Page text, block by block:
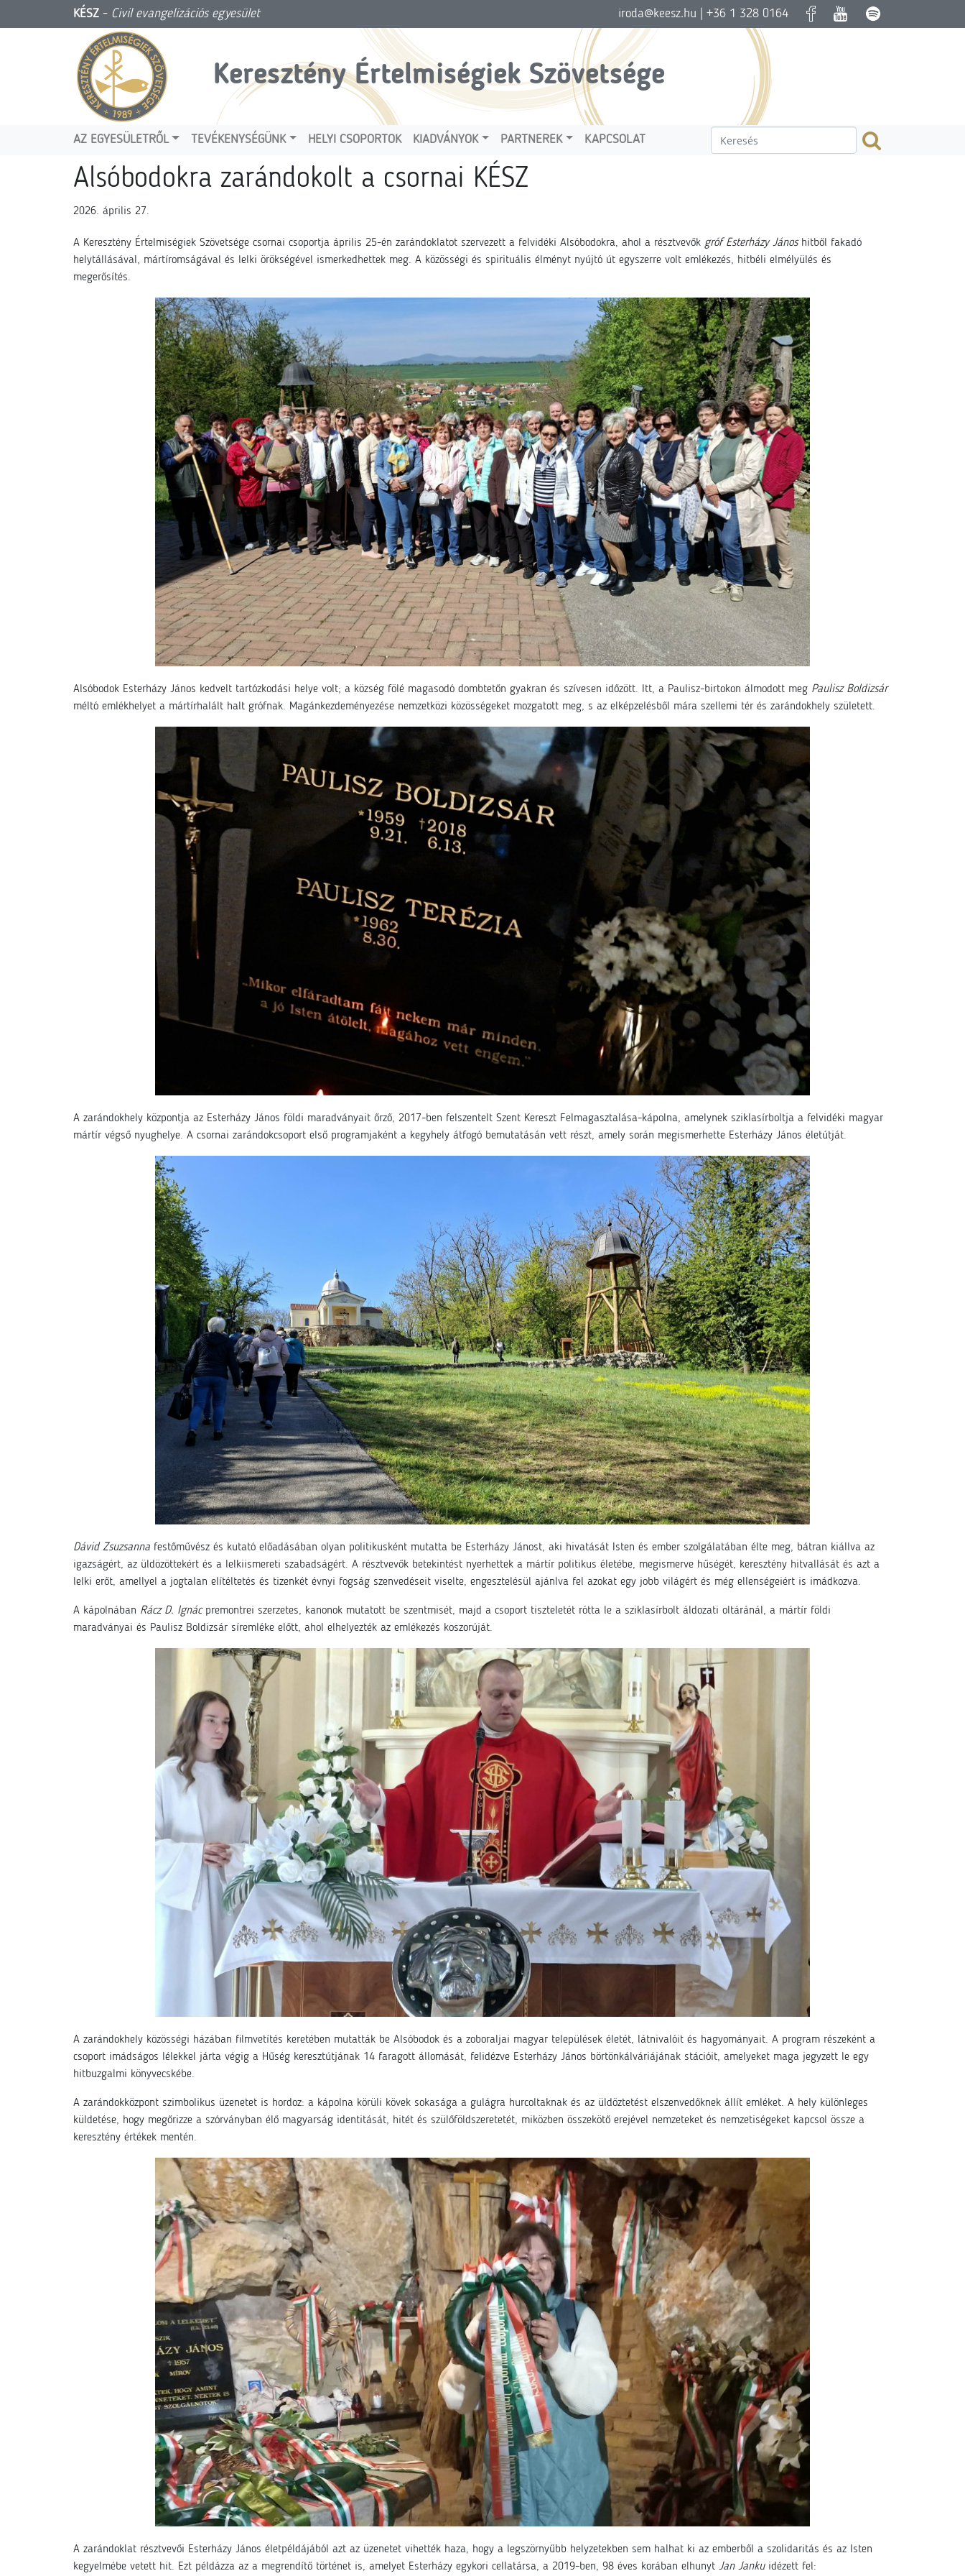
KÉSZ - Civil evangelizációs egyesület iroda@keesz.hu | +36 1 328 0164
Keresztény Értelmiségiek Szövetsége
AZ EGYESÜLETRŐL TEVÉKENYSÉGÜNK HELYI CSOPORTOK KIADVÁNYOK PARTNEREK KAPCSOLAT
Alsóbodokra zarándokolt a csornai KÉSZ
2026. április 27.
A Keresztény Értelmiségiek Szövetsége csornai csoportja április 25-én zarándoklatot szervezett a felvidéki Alsóbodokra, ahol a résztvevők gróf Esterházy Jánoshitből fakadó
helytállásával, mártíromságával és lelki örökségével ismerkedhettek meg. A közösségi és spirituális élményt nyújtó út egyszerre volt emlékezés, hitbéli elmélyülés és
megerősítés.
Alsóbodok Esterházy János kedvelt tartózkodási helye volt; a község fölé magasodó dombtetőn gyakran és szívesen időzött. Itt, a Paulisz-birtokon álmodott meg Paulisz Boldizsár
méltó emlékhelyet a mártírhalált halt grófnak. Magánkezdeményezése nemzetközi közösségeket mozgatott meg, s az elképzelésből mára szellemi tér és zarándokhely született.
A zarándokhely központja az Esterházy János földi maradványait őrző, 2017-ben felszentelt Szent Kereszt Felmagasztalása-kápolna, amelynek sziklasírboltja a felvidéki magyar
mártír végső nyughelye. A csornai zarándokcsoport első programjaként a kegyhely átfogó bemutatásán vett részt, amely során megismerhette Esterházy János életútját.
Dávid Zsuzsanna festőművész és kutató előadásában olyan politikusként mutatta be Esterházy Jánost, aki hivatását Isten és ember szolgálatában élte meg, bátran kiállva az
igazságért, az üldözöttekért és a lelkiismereti szabadságért. A résztvevők betekintést nyerhettek a mártír politikus életébe, megismerve hűségét, keresztény hitvallását és azt a
lelki erőt, amellyel a jogtalan elítéltetés és tizenkét évnyi fogság szenvedéseit viselte, engesztelésül ajánlva fel azokat egy jobb világért és még ellenségeiért is imádkozva.
A kápolnában Rácz D. Ignácpremontrei szerzetes, kanonok mutatott be szentmisét, majd a csoport tiszteletét rótta le a sziklasírbolt áldozati oltáránál, a mártír földi
maradványai és Paulisz Boldizsár síremléke előtt, ahol elhelyezték az emlékezés koszorúját.
A zarándokhely közösségi házában filmvetítés keretében mutatták be Alsóbodok és a zoboraljai magyar települések életét, látnivalóit és hagyományait. A program részeként a
csoport imádságos lélekkel járta végig a Hűség keresztútjának 14 faragott állomását, felidézve Esterházy János börtönkálváriájának stációit, amelyeket maga jegyzett le egy
hitbuzgalmi könyvecskébe.
A zarándokközpont szimbolikus üzenetet is hordoz: a kápolna körüli kövek sokasága a gulágra hurcoltaknak és az üldöztetést elszenvedőknek állít emléket. A hely különleges
küldetése, hogy megőrizze a szórványban élő magyarság identitását, hitét és szülőföldszeretetét, miközben összekötő erejével nemzeteket és nemzetiségeket kapcsol össze a
keresztény értékek mentén.
A zarándoklat résztvevői Esterházy János életpéldájából azt az üzenetet vihették haza, hogy a legszörnyűbb helyzetekben sem halhat ki az emberből a szolidaritás és az Isten
kegyelmébe vetett hit. Ezt példázza az a megrendítő történet is, amelyet Esterházy egykori cellatársa, a 2019-ben, 98 éves korában elhunyt Jan Jankuidézett fel: